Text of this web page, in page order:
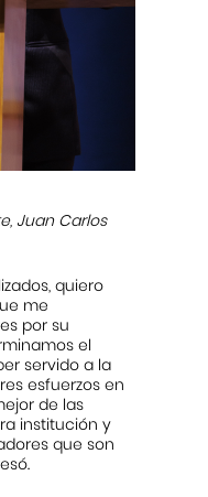
Juan Carlos
quiero
me
por su
el
servido a la
esfuerzos en
de las
institución y
que son